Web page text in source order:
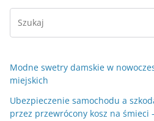
Modne swetry damskie w
miejskich
Ubezpieczenie samochodu a
przez przewrócony kosz na śmieci